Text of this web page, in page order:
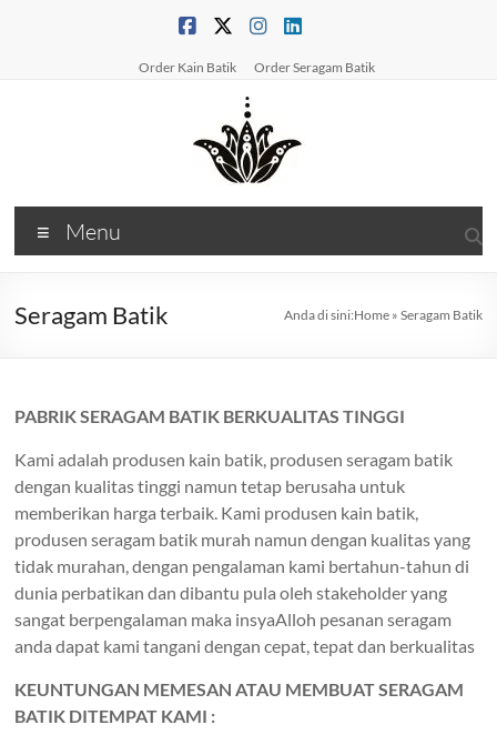
Order Kain Batik Order Seragam Batik
PabrikBatikPrinting
Produsen
&
&
Batik
Berkualitas
Menu
Seragam Batik Anda di sini:Home» Seragam Batik
PABRIK SERAGAM BATIK BERKUALITAS TINGGI
Kami adalah produsen kain batik, produsen seragam batik
dengan kualitas tinggi namun tetap berusaha untuk
memberikan harga terbaik. Kami produsen kain batik,
produsen seragam batik murah namun dengan kualitas yang
tidak murahan, dengan pengalaman kami bertahun-tahun di
dunia perbatikan dan dibantu pula oleh stakeholder yang
sangat berpengalaman maka insyaAlloh pesanan seragam
anda dapat kami tangani dengan cepat, tepat dan berkualitas
KEUNTUNGAN MEMESAN ATAU MEMBUAT SERAGAM
BATIK DITEMPAT KAMI :